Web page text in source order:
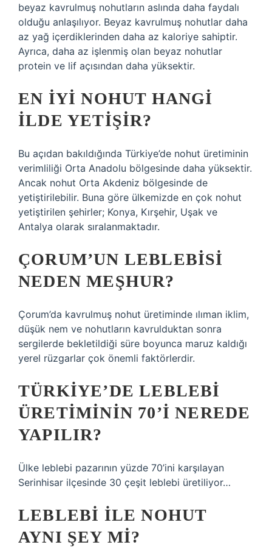
beyaz kavrulmuş nohutların aslında daha faydalı
olduğu anlaşılıyor. Beyaz kavrulmuş nohutlar daha
az yağ içerdiklerinden daha az kaloriye sahiptir.
Ayrıca, daha az işlenmiş olan beyaz nohutlar
protein ve lif açısından daha yüksektir.
EN IYI NOHUT HANGI
ILDE YETIŞIR?
Bu açıdan bakıldığında Türkiye’de nohut üretiminin
verimliliği Orta Anadolu bölgesinde daha yüksektir.
Ancak nohut Orta Akdeniz bölgesinde de
yetiştirilebilir. Buna göre ülkemizde en çok nohut
yetiştirilen şehirler; Konya, Kırşehir, Uşak ve
Antalya olarak sıralanmaktadır.
ÇORUM’UN LEBLEBISI
NEDEN MEŞHUR?
Çorum’da kavrulmuş nohut üretiminde ılıman iklim,
düşük nem ve nohutların kavrulduktan sonra
sergilerde bekletildiği süre boyunca maruz kaldığı
yerel rüzgarlar çok önemli faktörlerdir.
TÜRKIYE’DE LEBLEBI
ÜRETIMININ 70’I NEREDE
YAPILIR?
Ülke leblebi pazarının yüzde 70’ini karşılayan
Serinhisar ilçesinde 30 çeşit leblebi üretiliyor…
LEBLEBI ILE NOHUT
AYNI ŞEY MI?